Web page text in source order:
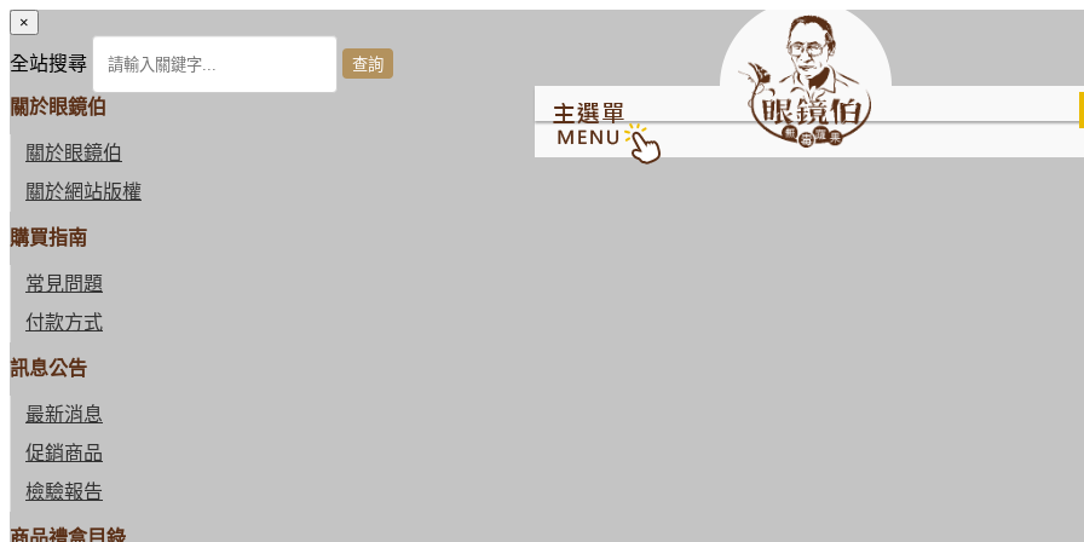
×
全站搜尋
關於眼鏡伯
關於眼鏡伯
關於網站版權
購買指南
常見問題
付款方式
訊息公告
最新消息
促銷商品
檢驗報告
商品禮盒目錄